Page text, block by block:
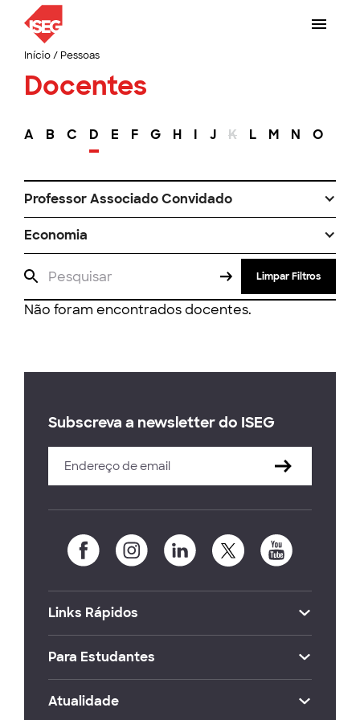
Início/ Pessoas
Docentes
A B C D E F G H I J K L M N O
Professor Associado Convidado
Economia
Limpar Filtros
Não foram encontrados docentes.
Subscreva a newsletter do ISEG
Links Rápidos
Para Estudantes
Atualidade